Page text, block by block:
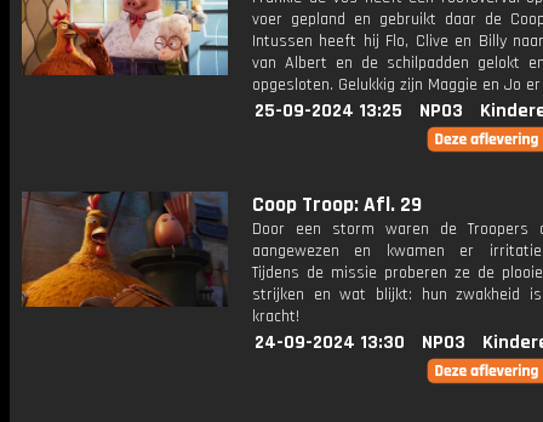
voer gepland en gebruikt daar de
Intussen heeft hij Flo, Clive en Billy
van Albert en de schilpadden gelokt
opgesloten. Gelukkig zijn Maggie en Jo
25-09-2024 13:25 NPO3
Coop Troop: Afl. 29
Door een storm waren de Troopers
aangewezen en kwamen er
Tijdens de missie proberen ze de
strijken en wat blijkt: hun zwakheid
kracht!
24-09-2024 13:30 NPO3